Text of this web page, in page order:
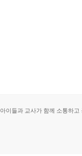
아이들과 교사가 함께 소통하